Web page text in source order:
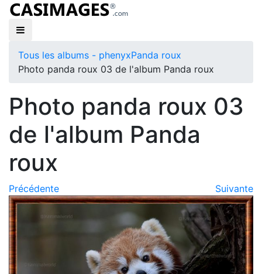
Tous les albums - phenyxPanda roux
Photo panda roux 03 de l'album Panda roux
Photo panda roux 03
de l'album Panda
roux
Précédente Suivante